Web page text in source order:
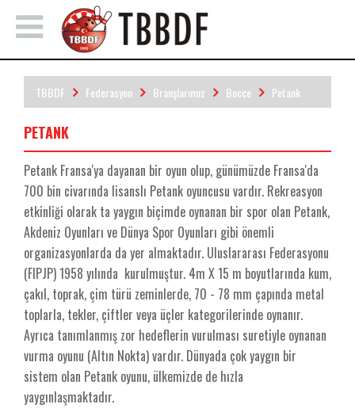
TBBDF Federasyon Branşlarımız Bocce Petank
PETANK
Petank Fransa'ya dayanan bir oyun olup, günümüzde Fransa'da
700 bin civarında lisanslı Petank oyuncusu vardır. Rekreasyon
etkinliği olarak ta yaygın biçimde oynanan bir spor olan Petank,
Akdeniz Oyunları ve Dünya Spor Oyunları gibi önemli
organizasyonlarda da yer almaktadır. Uluslararası Federasyonu
(FIPJP) 1958 yılında kurulmuştur. 4m X 15 m boyutlarında kum,
çakıl, toprak, çim türü zeminlerde, 70 - 78 mm çapında metal
toplarla, tekler, çiftler veya üçler kategorilerinde oynanır.
Ayrıca tanımlanmış zor hedeflerin vurulması suretiyle oynanan
vurma oyunu (Altın Nokta) vardır. Dünyada çok yaygın bir
sistem olan Petank oyunu, ülkemizde de hızla
yaygınlaşmaktadır.